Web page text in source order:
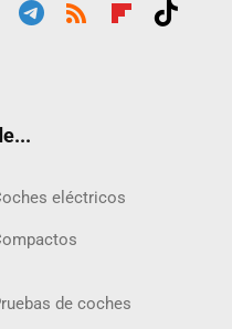
eléctricos
de coches